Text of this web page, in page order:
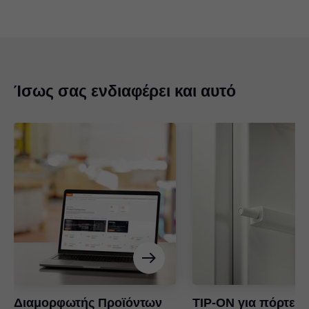
Ίσως σας ενδιαφέρει και αυτό
Διαμορφωτής Προϊόντων TIP-ON για πόρτες